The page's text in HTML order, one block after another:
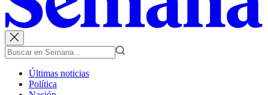
Últimas noticias
Política